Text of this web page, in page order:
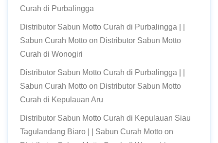
Curah di Purbalingga
Distributor Sabun Motto Curah di Purbalingga | |
Sabun Curah Motto on Distributor Sabun Motto
Curah di Wonogiri
Distributor Sabun Motto Curah di Purbalingga | |
Sabun Curah Motto on Distributor Sabun Motto
Curah di Kepulauan Aru
Distributor Sabun Motto Curah di Kepulauan Siau
Tagulandang Biaro | | Sabun Curah Motto on